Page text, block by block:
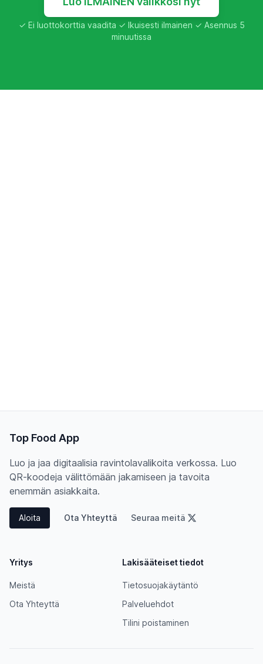
✓ Ei luottokorttia vaadita ✓ Ikuisesti ilmainen ✓ Asennus 5
minuutissa
Top Food App
Luo ja jaa digitaalisia ravintolavalikoita verkossa. Luo
QR-koodeja välittömään jakamiseen ja tavoita
enemmän asiakkaita.
Aloita Ota Yhteyttä Seuraa meitä
Yritys
Meistä
Ota Yhteyttä
Lakisääteiset tiedot
Tietosuojakäytäntö
Palveluehdot
Tilini poistaminen